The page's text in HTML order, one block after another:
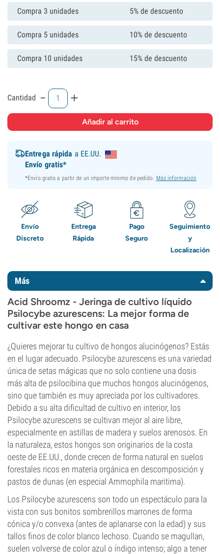
Compra 3 unidades 5% de descuento
Compra 5 unidades 10% de descuento
Compra 10 unidades 15% de descuento
Cantidad - +
Entrega rápida a EE.UU.
Envío gratis*
*Envío gratis a partir de un importe mínimo de pedido. Más información
Envío
Discreto
Entrega
Rápida
Pago
Seguro
Seguimiento
y
Localización
Más
Acid Shroomz - Jeringa de cultivo líquido
Psilocybe azurescens: La mejor forma de
cultivar este hongo en casa
¿Quieres mejorar tu cultivo de hongos alucinógenos? Estás
en el lugar adecuado. Psilocybe azurescens es una variedad
única de setas mágicas que no solo contiene una dosis
más alta de psilocibina que muchos hongos alucinógenos,
sino que también es muy apreciada por los cultivadores.
Debido a su alta dificultad de cultivo en interior, los
Psilocybe azurescens se cultivan mejor al aire libre,
especialmente en astillas de madera y suelos arenosos. En
la naturaleza, estos hongos son originarios de la costa
oeste de EE.UU., donde crecen de forma natural en suelos
forestales ricos en materia orgánica en descomposición y
pastos de dunas (en especial Ammophila maritima).
Los Psilocybe azurescens son todo un espectáculo para la
vista con sus bonitos sombrerillos marrones de forma
cónica y/o convexa (antes de aplanarse con la edad) y sus
tallos finos de color blanco lechoso. Cuando se magullan,
suelen volverse de color azul o índigo intenso; algo a tener